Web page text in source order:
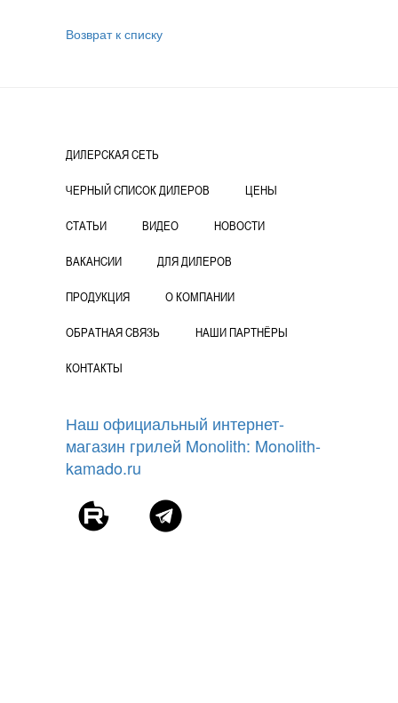
Возврат к списку
ДИЛЕРСКАЯ СЕТЬ
ЧЕРНЫЙ СПИСОК ДИЛЕРОВ ЦЕНЫ
СТАТЬИ ВИДЕО НОВОСТИ
ВАКАНСИИ ДЛЯ ДИЛЕРОВ
ПРОДУКЦИЯ О КОМПАНИИ
ОБРАТНАЯ СВЯЗЬ НАШИ ПАРТНЁРЫ
КОНТАКТЫ
Наш официальный интернет-
магазин грилей Monolith: Monolith-
kamado.ru